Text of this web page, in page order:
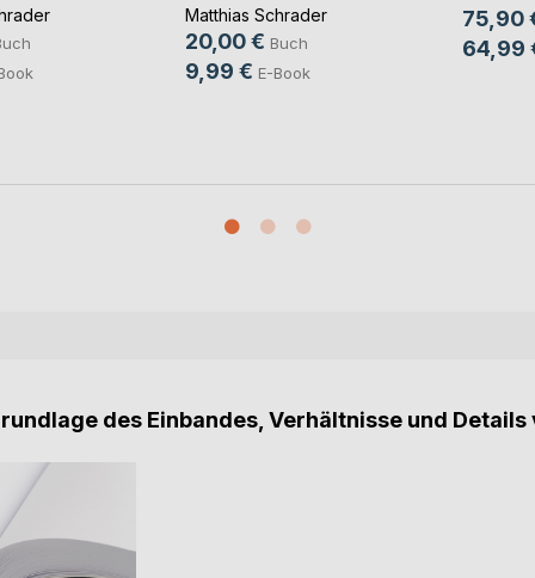
Matthias Schrader
20,00 € Buch
9,99 € E-Book
75,90
64,99
des Einbandes, Verhältnisse und